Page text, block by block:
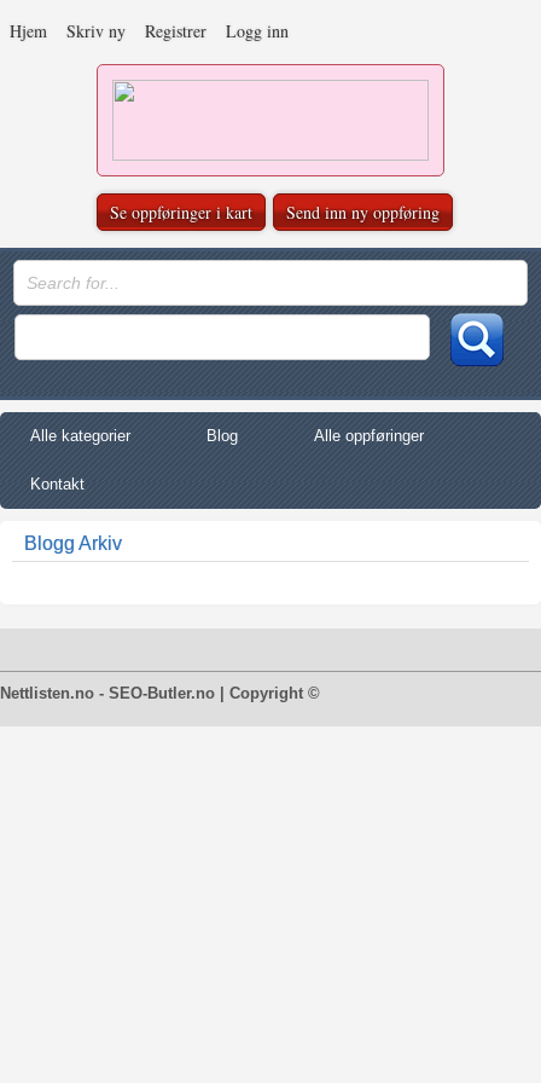
Hjem Skriv ny Registrer Logg inn
Se oppføringer i kart Send inn ny oppføring
Alle kategorier Blog Alle oppføringer
Kontakt
Blogg Arkiv
Nettlisten.no - SEO-Butler.no | Copyright ©